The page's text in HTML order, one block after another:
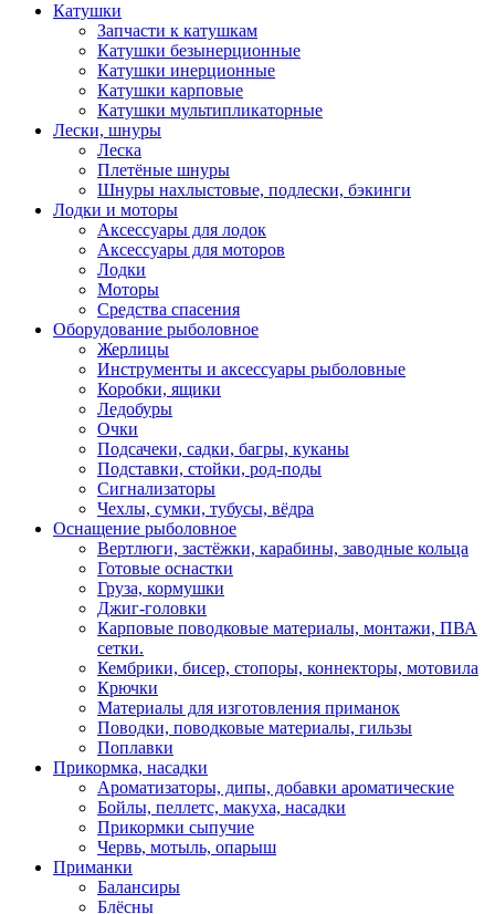
Катушки
Запчасти к катушкам
Катушки безынерционные
Катушки инерционные
Катушки карповые
Катушки мультипликаторные
Лески, шнуры
Леска
Плетёные шнуры
Шнуры нахлыстовые, подлески, бэкинги
Лодки и моторы
Аксессуары для лодок
Аксессуары для моторов
Лодки
Моторы
Средства спасения
Оборудование рыболовное
Жерлицы
Инструменты и аксессуары рыболовные
Коробки, ящики
Ледобуры
Очки
Подсачеки, садки, багры, куканы
Подставки, стойки, род-поды
Сигнализаторы
Чехлы, сумки, тубусы, вёдра
Оснащение рыболовное
Вертлюги, застёжки, карабины, заводные кольца
Готовые оснастки
Груза, кормушки
Джиг-головки
Карповые поводковые материалы, монтажи, ПВА
сетки.
Кембрики, бисер, стопоры, коннекторы, мотовила
Крючки
Материалы для изготовления приманок
Поводки, поводковые материалы, гильзы
Поплавки
Прикормка, насадки
Ароматизаторы, дипы, добавки ароматические
Бойлы, пеллетс, макуха, насадки
Прикормки сыпучие
Червь, мотыль, опарыш
Приманки
Балансиры
Блёсны